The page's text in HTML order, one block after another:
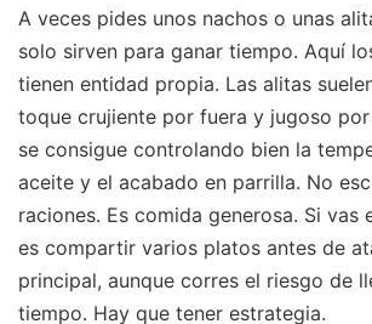
A veces pides unos nachos o unas
solo sirven para ganar tiempo. Aquí
tienen entidad propia. Las alitas
toque crujiente por fuera y jugoso
se consigue controlando bien la
aceite y el acabado en parrilla. No
raciones. Es comida generosa. Si vas
es compartir varios platos antes de
principal, aunque corres el riesgo de
tiempo. Hay que tener estrategia.